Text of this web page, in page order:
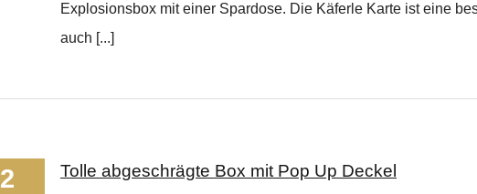
Explosionsbox mit einer Spardose. Die Käferle Karte ist eine
auch [...]
2 Tolle abgeschrägte Box mit Pop Up Deckel